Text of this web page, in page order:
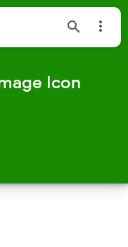
 
Icon